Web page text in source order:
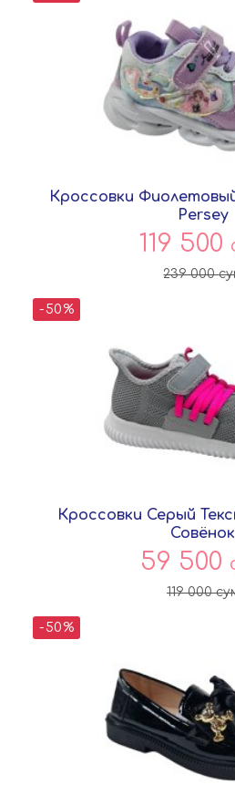
Кроссовки
Persey
119 500
239 000
-50%
Кроссовки Серый
Совёнок
59 500
119 000
-50%